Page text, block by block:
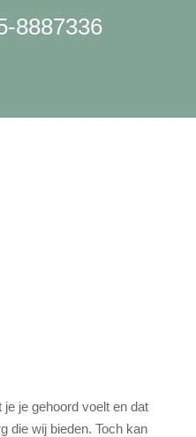
8887336
je gehoord voelt en dat
die wij bieden. Toch kan